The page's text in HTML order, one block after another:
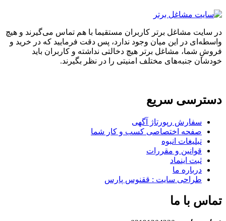
در سایت مشاغل برتر کاربران مستقیما با هم تماس می‌گیرند و هیچ
واسطه‌ای در این میان وجود ندارد، پس دقت فرمایید که در خرید و
فروشِ شما، مشاغل برتر هیچ دخالتی نداشته و کاربران باید
خودشان جنبه‌های مختلف امنیتی را در نظر بگیرند.
دسترسی سریع
سفارش رپورتاژ آگهی
صفحه اختصاصی کسب و کار شما
تبلیغات انبوه
قوانین و مقررات
ثبت اینماد
درباره ما
طراحی سایت : ققنوس پارس
تماس با ما